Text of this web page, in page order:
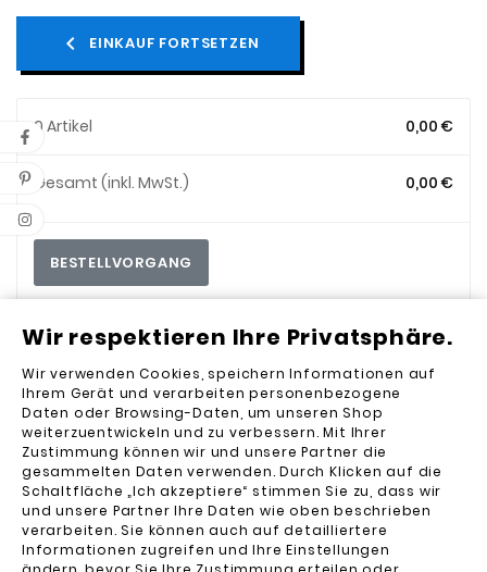
chevron_left EINKAUF FORTSETZEN
0 Artikel 0,00 €
Gesamt (inkl. MwSt.) 0,00 €
BESTELLVORGANG
Rückgabe und Reklamation
Kaufbedingungen
Datenschutzrichtlinie
Wir respektieren Ihre Privatsphäre.
Wir verwenden Cookies, speichern Informationen auf
Ihrem Gerät und verarbeiten personenbezogene
Daten oder Browsing-Daten, um unseren Shop
weiterzuentwickeln und zu verbessern. Mit Ihrer
Zustimmung können wir und unsere Partner die
gesammelten Daten verwenden. Durch Klicken auf die
Schaltfläche „Ich akzeptiere“ stimmen Sie zu, dass wir
und unsere Partner Ihre Daten wie oben beschrieben
verarbeiten. Sie können auch auf detailliertere
Informationen zugreifen und Ihre Einstellungen